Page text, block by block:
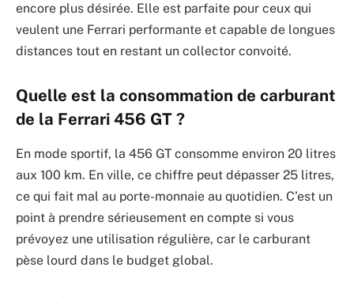
encore plus désirée. Elle est parfaite pour ceux qui
veulent une Ferrari performante et capable de longues
distances tout en restant un collector convoité.
Quelle est la consommation de carburant
de la Ferrari 456 GT ?
En mode sportif, la 456 GT consomme environ 20 litres
aux 100 km. En ville, ce chiffre peut dépasser 25 litres,
ce qui fait mal au porte-monnaie au quotidien. C’est un
point à prendre sérieusement en compte si vous
prévoyez une utilisation régulière, car le carburant
pèse lourd dans le budget global.